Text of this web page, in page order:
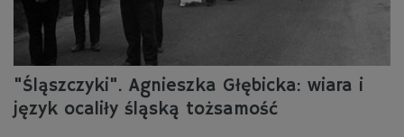
"Śląszczyki". Agnieszka Głębicka: wiara i
język ocaliły śląską tożsamość